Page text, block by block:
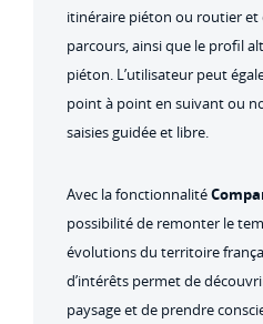
itinéraire piéton ou routier et
parcours, ainsi que le profil
piéton. L’utilisateur peut
point à point en suivant ou
saisies guidée et libre.
Avec la fonctionnalité
possibilité de remonter le
évolutions du territoire
d’intérêts permet de
paysage et de prendre